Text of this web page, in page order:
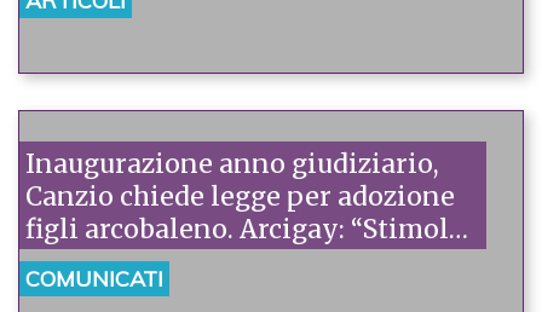
Inaugurazione anno giudiziario,
Canzio chiede legge per adozione
figli arcobaleno. Arcigay: “Stimolo
importante, il legislatore rispetti
gli impegni presi”.
COMUNICATI